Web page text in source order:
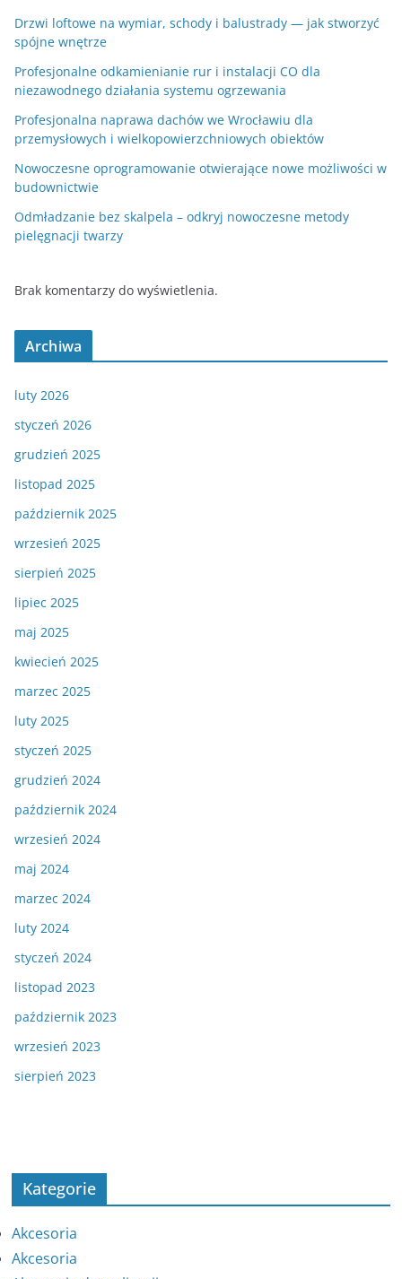
Drzwi loftowe na wymiar, schody i balustrady — jak stworzyć
spójne wnętrze
Profesjonalne odkamienianie rur i instalacji CO dla
niezawodnego działania systemu ogrzewania
Profesjonalna naprawa dachów we Wrocławiu dla
przemysłowych i wielkopowierzchniowych obiektów
Nowoczesne oprogramowanie otwierające nowe możliwości w
budownictwie
Odmładzanie bez skalpela – odkryj nowoczesne metody
pielęgnacji twarzy
Brak komentarzy do wyświetlenia.
Archiwa
luty 2026
styczeń 2026
grudzień 2025
listopad 2025
październik 2025
wrzesień 2025
sierpień 2025
lipiec 2025
maj 2025
kwiecień 2025
marzec 2025
luty 2025
styczeń 2025
grudzień 2024
październik 2024
wrzesień 2024
maj 2024
marzec 2024
luty 2024
styczeń 2024
listopad 2023
październik 2023
wrzesień 2023
sierpień 2023
Kategorie
Akcesoria
Akcesoria